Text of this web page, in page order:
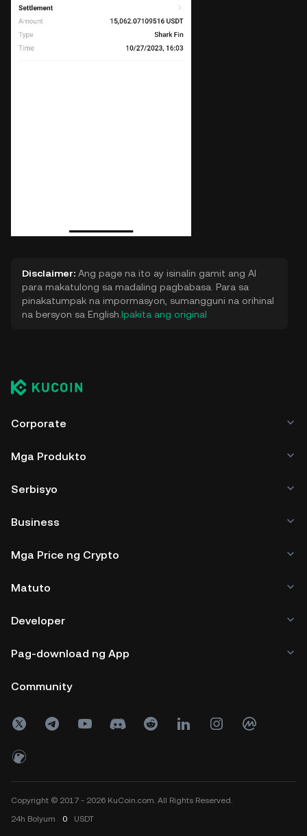
Disclaimer: Ang page na ito ay isinalin gamit ang AI
para makatulong sa madaling pagbabasa. Para sa
pinakatumpak na impormasyon, sumangguni na orihinal
na bersyon sa English.Ipakita ang original
Corporate
Mga Produkto
Serbisyo
Business
Mga Price ng Crypto
Matuto
Developer
Pag-download ng App
Community
Copyright © 2017 - 2026 KuCoin.com. All Rights Reserved.
24h Bolyum 0 USDT